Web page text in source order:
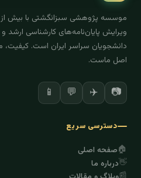
ویرایش پایان‌نامه‌های کارشناسی ارشد و
دانشجویان سراسر ایران است.
اصل ماست.
📷
✈️
💬
📱
دسترسی سریع
🏠صفحه اصلی
👋درباره ما